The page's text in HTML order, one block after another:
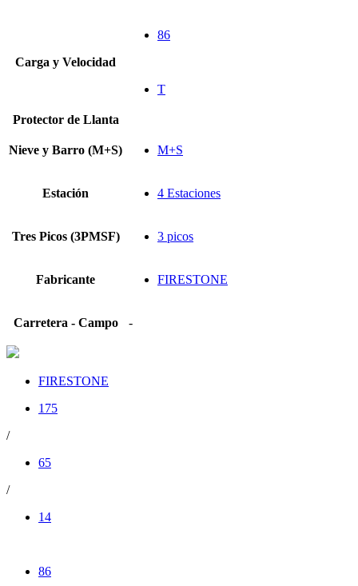
Carga y Velocidad
86
T
Protector de Llanta
Nieve y Barro (M+S) M+S
Estación 4 Estaciones
Tres Picos (3PMSF) 3 picos
Fabricante FIRESTONE
Carretera - Campo -
FIRESTONE
175
/
65
/
14
86